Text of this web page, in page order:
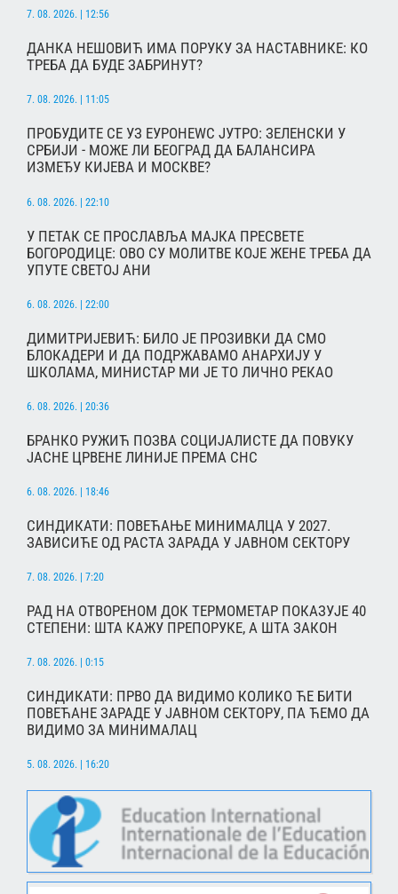
7. 08. 2026. | 12:56
ДАНКА НЕШОВИЋ ИМА ПОРУКУ ЗА НАСТАВНИКЕ: КО
ТРЕБА ДА БУДЕ ЗАБРИНУТ?
7. 08. 2026. | 11:05
ПРОБУДИТЕ СЕ УЗ ЕУРОНЕWС ЈУТРО: ЗЕЛЕНСКИ У
СРБИЈИ - МОЖЕ ЛИ БЕОГРАД ДА БАЛАНСИРА
ИЗМЕЂУ КИЈЕВА И МОСКВЕ?
6. 08. 2026. | 22:10
У ПЕТАК СЕ ПРОСЛАВЉА МАЈКА ПРЕСВЕТЕ
БОГОРОДИЦЕ: ОВО СУ МОЛИТВЕ КОЈЕ ЖЕНЕ ТРЕБА ДА
УПУТЕ СВЕТОЈ АНИ
6. 08. 2026. | 22:00
ДИМИТРИЈЕВИЋ: БИЛО ЈЕ ПРОЗИВКИ ДА СМО
БЛОКАДЕРИ И ДА ПОДРЖАВАМО АНАРХИЈУ У
ШКОЛАМА, МИНИСТАР МИ ЈЕ ТО ЛИЧНО РЕКАО
6. 08. 2026. | 20:36
БРАНКО РУЖИЋ ПОЗВА СОЦИЈАЛИСТЕ ДА ПОВУКУ
ЈАСНЕ ЦРВЕНЕ ЛИНИЈЕ ПРЕМА СНС
6. 08. 2026. | 18:46
СИНДИКАТИ: ПОВЕЋАЊЕ МИНИМАЛЦА У 2027.
ЗАВИСИЋЕ ОД РАСТА ЗАРАДА У ЈАВНОМ СЕКТОРУ
7. 08. 2026. | 7:20
РАД НА ОТВОРЕНОМ ДОК ТЕРМОМЕТАР ПОКАЗУЈЕ 40
СТЕПЕНИ: ШТА КАЖУ ПРЕПОРУКЕ, А ШТА ЗАКОН
7. 08. 2026. | 0:15
СИНДИКАТИ: ПРВО ДА ВИДИМО КОЛИКО ЋЕ БИТИ
ПОВЕЋАНЕ ЗАРАДЕ У ЈАВНОМ СЕКТОРУ, ПА ЋЕМО ДА
ВИДИМО ЗА МИНИМАЛАЦ
5. 08. 2026. | 16:20